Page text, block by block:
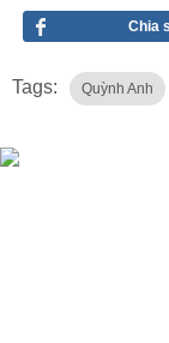
Chia
Tags: Quỳnh Anh